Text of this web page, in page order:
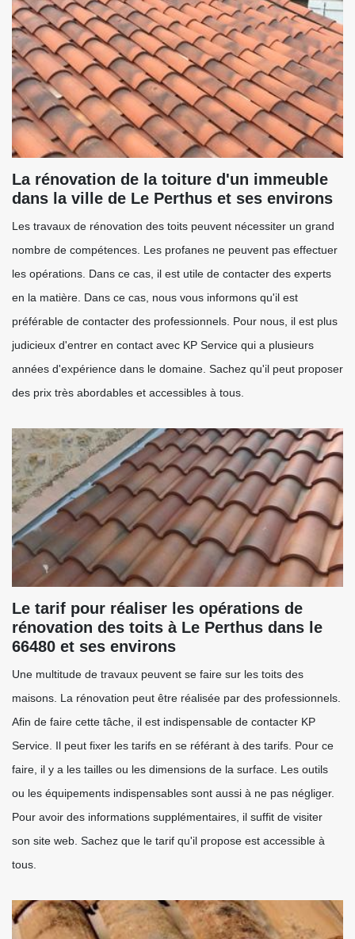
La rénovation de la toiture d'un immeuble
dans la ville de Le Perthus et ses environs
Les travaux de rénovation des toits peuvent nécessiter un grand
nombre de compétences. Les profanes ne peuvent pas effectuer
les opérations. Dans ce cas, il est utile de contacter des experts
en la matière. Dans ce cas, nous vous informons qu'il est
préférable de contacter des professionnels. Pour nous, il est plus
judicieux d'entrer en contact avec KP Service qui a plusieurs
années d'expérience dans le domaine. Sachez qu'il peut proposer
des prix très abordables et accessibles à tous.
Le tarif pour réaliser les opérations de
rénovation des toits à Le Perthus dans le
66480 et ses environs
Une multitude de travaux peuvent se faire sur les toits des
maisons. La rénovation peut être réalisée par des professionnels.
Afin de faire cette tâche, il est indispensable de contacter KP
Service. Il peut fixer les tarifs en se référant à des tarifs. Pour ce
faire, il y a les tailles ou les dimensions de la surface. Les outils
ou les équipements indispensables sont aussi à ne pas négliger.
Pour avoir des informations supplémentaires, il suffit de visiter
son site web. Sachez que le tarif qu'il propose est accessible à
tous.